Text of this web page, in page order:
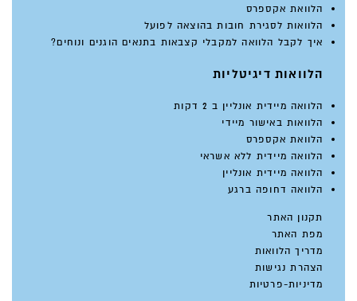
הלוואת אקספרס
הלוואות לסגירת חובות בהוצאה לפועל
איך לקבל הלוואה למקבלי קצבאות בתנאים הוגנים ונוחים?
הלוואות דיגיטליות
הלוואה מיידית אונליין ב 2 דקות
הלוואות באישור מיידי
הלוואת אקספרס
הלוואה מיידית ללא אשראי
הלוואה מיידית אונליין
הלוואה דחופה ברגע
תקנון האתר
מפת האתר
מדריך הלוואות
הצהרת נגישות
מדיניות-פרטיות